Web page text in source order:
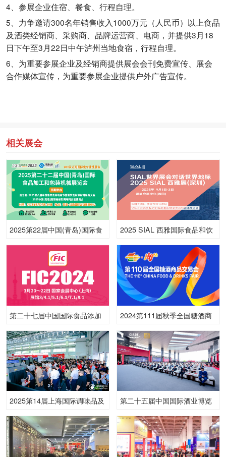
4、参展企业住宿、餐食、行程自理。
5、力争邀请300名年销售收入1000万元（人民币）以上食品
及酒类经销商、采购商、品牌运营商、电商，并提供3月18
日下午至3月22日中午泸州当地食宿，行程自理。
6、为重要参展企业及经销商提供展会会刊免费宣传、展会
合作媒体宣传，为重要参展企业提供户外广告宣传。
相关展会
2025第22届中国(青岛)国际食
2025 SIAL 西雅国际食品和饮
第二十七届中国国际食品添加
2024第111届秋季全国糖酒商
2025第14届上海国际调味品及
食品配料展
第二十五届中国国际酒业博览
会